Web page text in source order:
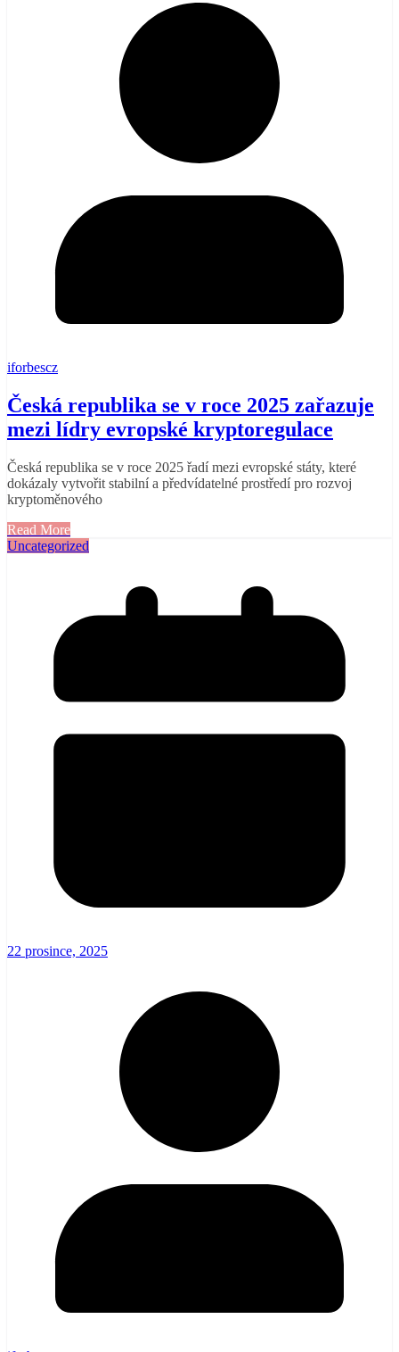
iforbescz
Česká republika se v roce 2025 zařazuje
mezi lídry evropské kryptoregulace
Česká republika se v roce 2025 řadí mezi evropské státy, které
dokázaly vytvořit stabilní a předvídatelné prostředí pro rozvoj
kryptoměnového
Read More
Uncategorized
22 prosince, 2025